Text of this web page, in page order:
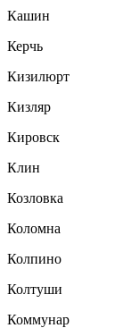
Кашин
Керчь
Кизилюрт
Кизляр
Кировск
Клин
Козловка
Коломна
Колпино
Колтуши
Коммунар